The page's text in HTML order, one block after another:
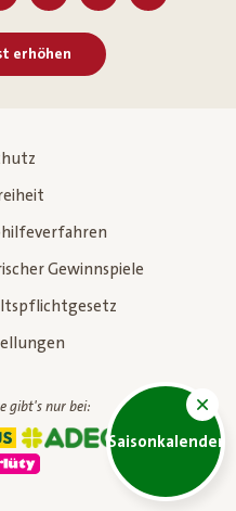
Saisonkalender
erhöhen
Gewinnspiele
gibt's nur bei: